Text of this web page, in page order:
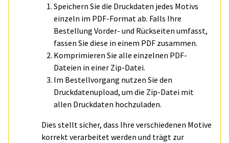
Speichern Sie die Druckdaten jedes Motivs
einzeln im PDF-Format ab. Falls Ihre
Bestellung Vorder- und Rückseiten umfasst,
fassen Sie diese in einem PDF zusammen.
Komprimieren Sie alle einzelnen PDF-
Dateien in einer Zip-Datei.
Im Bestellvorgang nutzen Sie den
Druckdatenupload, um die Zip-Datei mit
allen Druckdaten hochzuladen.
Dies stellt sicher, dass Ihre verschiedenen Motive
korrekt verarbeitet werden und trägt zur